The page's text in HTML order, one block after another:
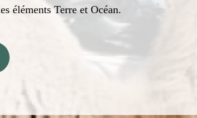
éléments Terre et Océan.